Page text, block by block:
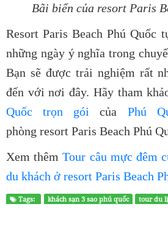
Bãi biển của resort Paris
Resort Paris Beach Phú Quốc
những ngày ý nghĩa trong
Bạn sẽ được trải nghiệm rất
đến với nơi đây. Hãy tham
Quốc trọn góicủa Phú
phòng resort Paris Beach Phú
Xem thêmTour câu mực đêm
du khách ở resort Paris Beach
Tags: khách sạn 3 sao phú quốc tour du